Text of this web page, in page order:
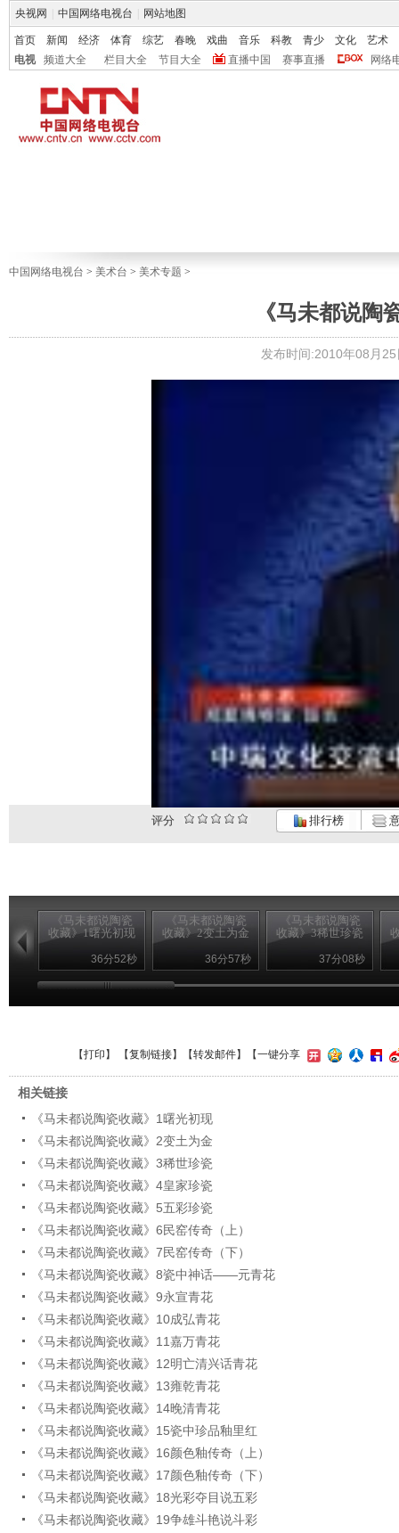
央视网 中国网络电视台 网站地图
首页 新闻 经济 体育 综艺 春晚 戏曲 音乐 科教 青少 文化
艺术
电视
频道大全 栏目大全 节目大全 直播中国 赛事直播 网络
中国网络电视台 > 美术台 > 美术专题 >
《马未都说陶
发布时间:2010年08月
评分 排行榜
《马未都说陶瓷
收藏》1曙光初现
36分52秒
《马未都说陶瓷
收藏》2变土为金
36分57秒
《马未都说陶瓷
收藏》3稀世珍瓷
37分08秒
【打印 】 【复制链接】【转发邮件】 【一键分享
相关链接
《马未都说陶瓷收藏》1曙光初现
《马未都说陶瓷收藏》2变土为金
《马未都说陶瓷收藏》3稀世珍瓷
《马未都说陶瓷收藏》4皇家珍瓷
《马未都说陶瓷收藏》5五彩珍瓷
《马未都说陶瓷收藏》6民窑传奇（上）
《马未都说陶瓷收藏》7民窑传奇（下）
《马未都说陶瓷收藏》8瓷中神话——元青花
《马未都说陶瓷收藏》9永宣青花
《马未都说陶瓷收藏》10成弘青花
《马未都说陶瓷收藏》11嘉万青花
《马未都说陶瓷收藏》12明亡清兴话青花
《马未都说陶瓷收藏》13雍乾青花
《马未都说陶瓷收藏》14晚清青花
《马未都说陶瓷收藏》15瓷中珍品釉里红
《马未都说陶瓷收藏》16颜色釉传奇（上）
《马未都说陶瓷收藏》17颜色釉传奇（下）
《马未都说陶瓷收藏》18光彩夺目说五彩
《马未都说陶瓷收藏》19争雄斗艳说斗彩